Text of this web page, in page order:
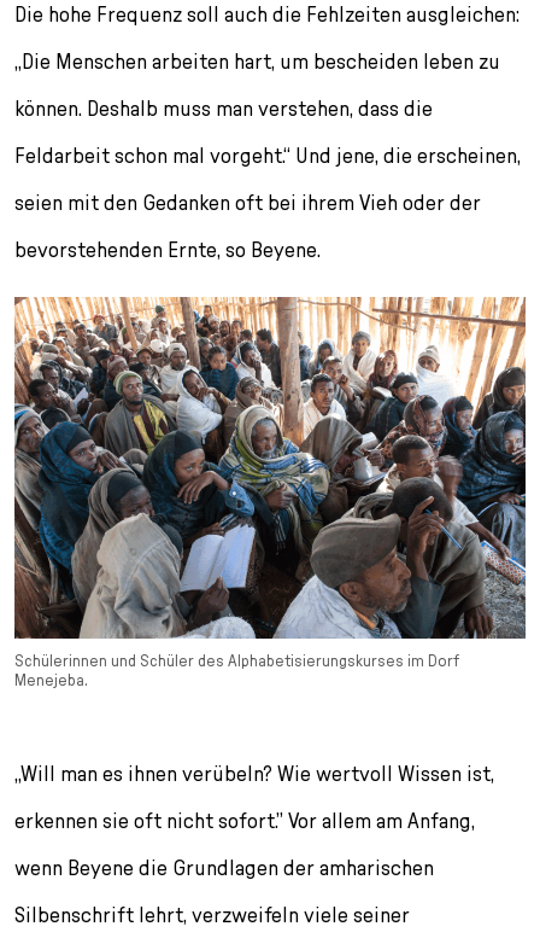
Die hohe Frequenz soll auch die Fehlzeiten ausgleichen:
„Die Menschen arbeiten hart, um bescheiden leben zu
können. Deshalb muss man verstehen, dass die
Feldarbeit schon mal vorgeht.“ Und jene, die erscheinen,
seien mit den Gedanken oft bei ihrem Vieh oder der
bevorstehenden Ernte, so Beyene.
Schülerinnen und Schüler des Alphabetisierungskurses im Dorf
Menejeba.
„Will man es ihnen verübeln? Wie wertvoll Wissen ist,
erkennen sie oft nicht sofort.” Vor allem am Anfang,
wenn Beyene die Grundlagen der amharischen
Silbenschrift lehrt, verzweifeln viele seiner